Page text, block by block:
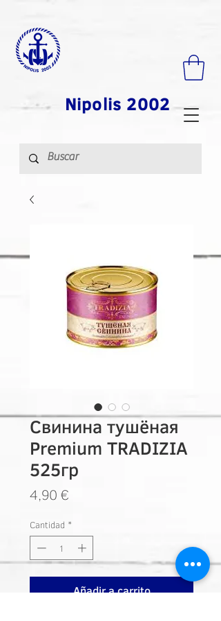
Nipolis 2002
Свинина тушёная
Premium TRADIZIA
525гр
4,90 €
Cantidad *
Añadir a carrito